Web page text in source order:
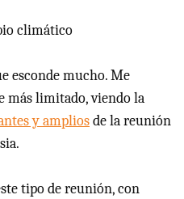
climático
esconde mucho. Me
más limitado, viendo la
y ampliosde la reunión
tipo de reunión, con